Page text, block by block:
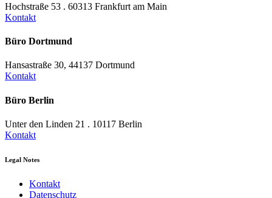
Hochstraße 53 . 60313 Frankfurt am Main
Kontakt
Büro Dortmund
Hansastraße 30, 44137 Dortmund
Kontakt
Büro Berlin
Unter den Linden 21 . 10117 Berlin
Kontakt
Legal Notes
Kontakt
Datenschutz